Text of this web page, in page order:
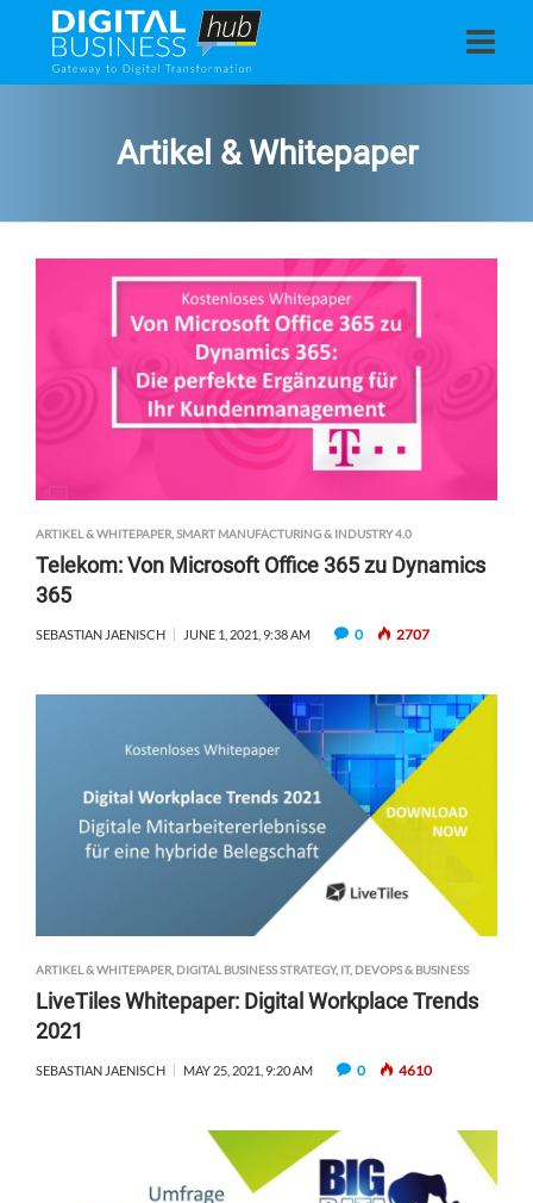
Artikel & Whitepaper
ARTIKEL & WHITEPAPER SMART MANUFACTURING & INDUSTRY 4.0
Telekom: Von Microsoft Office 365 zu Dynamics
365
SEBASTIAN JAENISCH JUNE 1, 2021, 9:38 AM 0 2707
ARTIKEL & WHITEPAPER, DIGITAL BUSINESS STRATEGY, IT, DEVOPS & BUSINESS
LiveTiles Whitepaper: Digital Workplace Trends
2021
SEBASTIAN JAENISCH MAY 25, 2021, 9:20 AM 0 4610